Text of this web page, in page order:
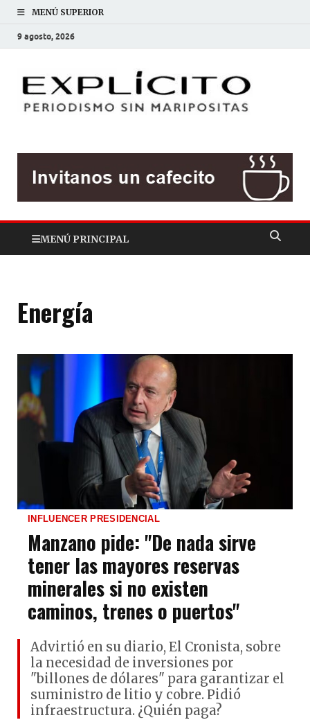
MENÚ SUPERIOR
9 agosto, 2026
MENÚ PRINCIPAL
Energía
INFLUENCER PRESIDENCIAL
Manzano pide: "De nada sirve
tener las mayores reservas
minerales si no existen
caminos, trenes o puertos"
Advirtió en su diario, El Cronista, sobre
la necesidad de inversiones por
"billones de dólares" para garantizar el
suministro de litio y cobre. Pidió
infraestructura. ¿Quién paga?